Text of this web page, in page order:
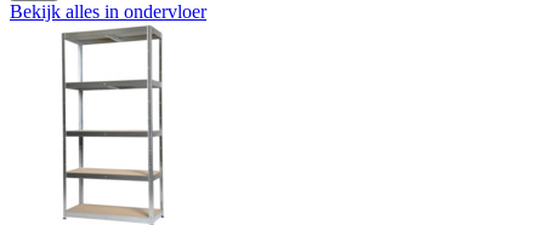
Bekijk alles in ondervloer